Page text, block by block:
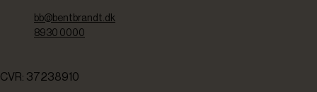
bb@bentbrandt.dk
8930 0000
CVR: 37238910